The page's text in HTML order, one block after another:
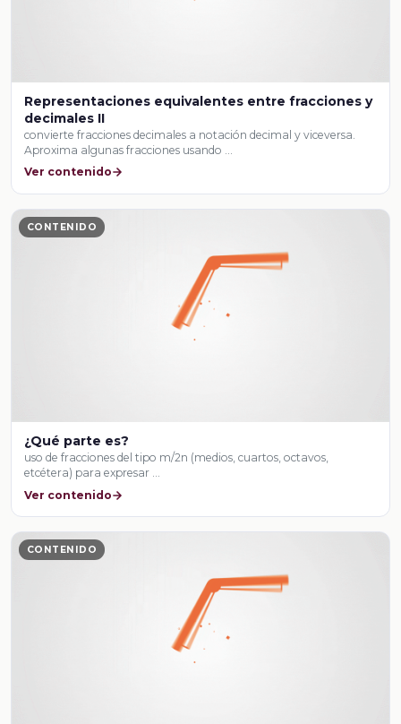
Representaciones equivalentes entre fracciones y
decimales II
convierte fracciones decimales a notación decimal y viceversa.
Aproxima algunas fracciones usando …
Ver contenido
CONTENIDO
¿Qué parte es?
uso de fracciones del tipo m/2n (medios, cuartos, octavos,
etcétera) para expresar …
Ver contenido
CONTENIDO